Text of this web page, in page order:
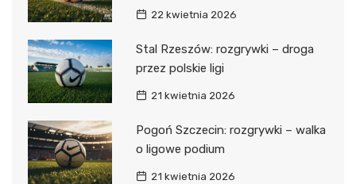
22 kwietnia 2026
Stal Rzeszów: rozgrywki – droga
przez polskie ligi
21 kwietnia 2026
Pogoń Szczecin: rozgrywki – walka
o ligowe podium
21 kwietnia 2026